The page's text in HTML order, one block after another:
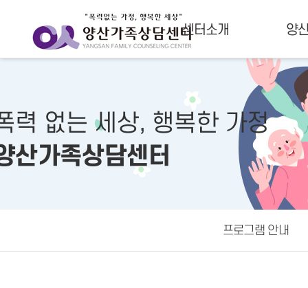
센터소개 양
력 없는 세상, 행복한 가정
산가족상담센터
프로그램 안내